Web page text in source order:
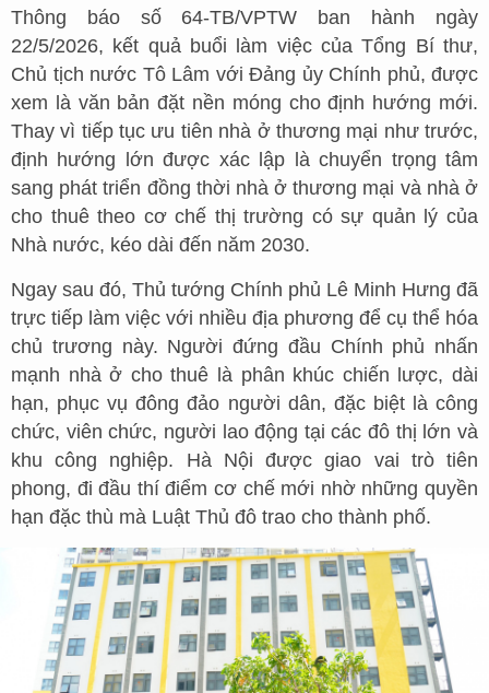
Thông báo số 64-TB/VPTW ban hành ngày
22/5/2026, kết quả buổi làm việc của Tổng Bí thư,
Chủ tịch nước Tô Lâm với Đảng ủy Chính phủ, được
xem là văn bản đặt nền móng cho định hướng mới.
Thay vì tiếp tục ưu tiên nhà ở thương mại như trước,
định hướng lớn được xác lập là chuyển trọng tâm
sang phát triển đồng thời nhà ở thương mại và nhà ở
cho thuê theo cơ chế thị trường có sự quản lý của
Nhà nước, kéo dài đến năm 2030.
Ngay sau đó, Thủ tướng Chính phủ Lê Minh Hưng đã
trực tiếp làm việc với nhiều địa phương để cụ thể hóa
chủ trương này. Người đứng đầu Chính phủ nhấn
mạnh nhà ở cho thuê là phân khúc chiến lược, dài
hạn, phục vụ đông đảo người dân, đặc biệt là công
chức, viên chức, người lao động tại các đô thị lớn và
khu công nghiệp. Hà Nội được giao vai trò tiên
phong, đi đầu thí điểm cơ chế mới nhờ những quyền
hạn đặc thù mà Luật Thủ đô trao cho thành phố.